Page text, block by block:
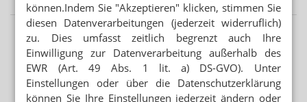
können.Indem Sie "Akzeptieren" klicken, stimmen Sie
diesen Datenverarbeitungen (jederzeit widerruflich)
zu. Dies umfasst zeitlich begrenzt auch Ihre
Einwilligung zur Datenverarbeitung außerhalb des
EWR (Art. 49 Abs. 1 lit. a) DS-GVO). Unter
Einstellungen oder über die Datenschutzerklärung
können Sie Ihre Einstellungen jederzeit ändern oder